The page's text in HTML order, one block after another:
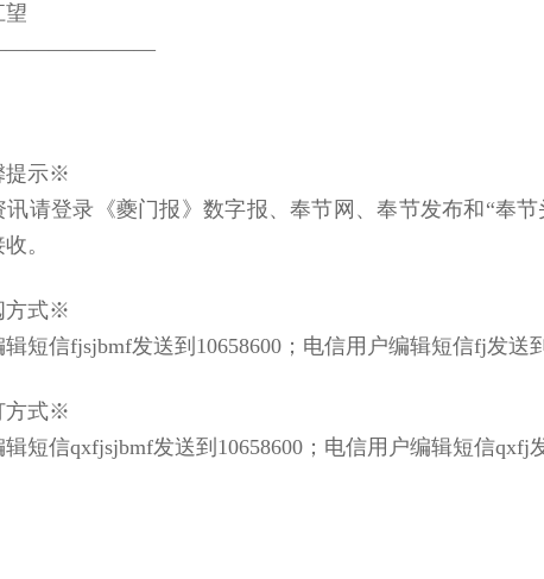
望
提示※
讯请登录《夔门报》数字报、奉节网、奉节发布和“奉
。
方式※
短信fjsjbmf发送到10658600；电信用户编辑短信fj发送
方式※
短信qxfjsjbmf发送到10658600；电信用户编辑短信qxfj